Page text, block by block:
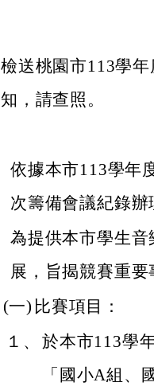
檢送桃園市113學
知，請查照。
依據本市113學年
次籌備會議紀錄辦
為提供本市學生
展，旨揭競賽重要
(一) 比賽項目：
１、 於本市113學
「國小A組、